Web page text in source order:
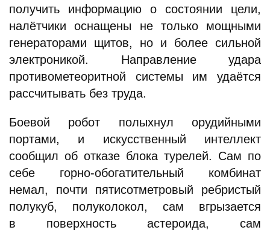
получить информацию о состоянии цели,
налётчики оснащены не только мощными
генераторами щитов, но и более сильной
электроникой. Направление удара
противометеоритной системы им удаётся
рассчитывать без труда.
Боевой робот полыхнул орудийными
портами, и искусственный интеллект
сообщил об отказе блока турелей. Сам по
себе горно-обогатительный комбинат
немал, почти пятисотметровый ребристый
полукуб, полуколокол, сам вгрызается
в поверхность астероида, сам